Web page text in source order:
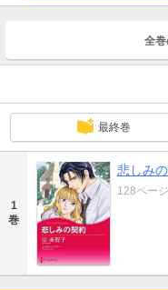
全
最終巻
1
巻
悲しみ
128ページ